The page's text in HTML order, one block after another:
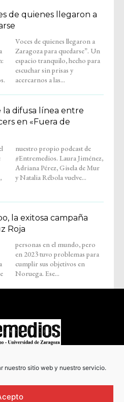
nuestro sitio web y nuestro servicio.
de quienes llegaron a
acercarnos a las...
la difusa línea entre
en «Fuera de
y Natalia Rébola vuelve...
la exitosa campaña
Roja
Noruega. Ese...